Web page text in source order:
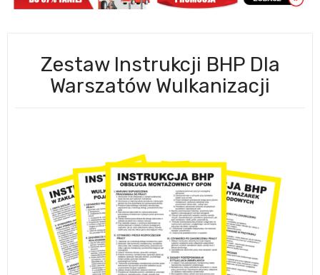
Zestaw Instrukcji BHP Dla
Warszatów Wulkanizacji